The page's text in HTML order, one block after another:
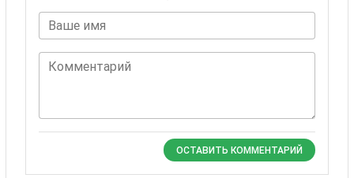
Ваше имя
Комментарий
ОСТАВИТЬ КОММЕНТАРИЙ